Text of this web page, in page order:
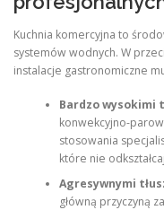
Kuchnia komercyjna to
systemów wodnych. W
instalacje gastronomiczne
Bardzo
konwekcyjno-
stosowania
które nie
Agresywnymi
główną przyczyną